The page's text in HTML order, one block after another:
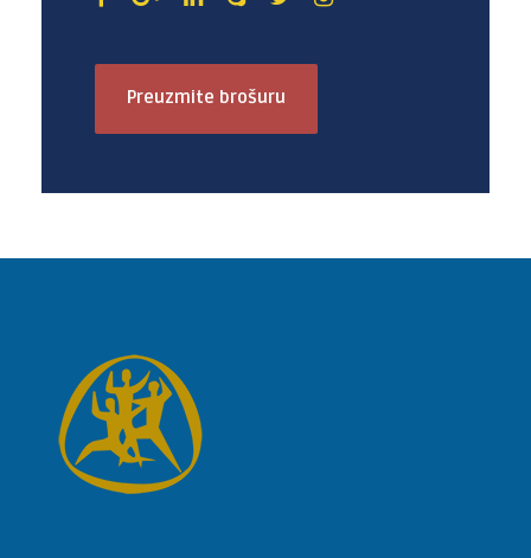
Preuzmite brošuru